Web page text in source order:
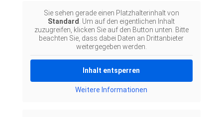
Sie sehen gerade einen Platzhalterinhalt von
Standard
. Um auf den eigentlichen Inhalt
zuzugreifen, klicken Sie auf den Button unten. Bitte
beachten Sie, dass dabei Daten an Drittanbieter
weitergegeben werden.
Inhalt entsperren
Weitere Informationen